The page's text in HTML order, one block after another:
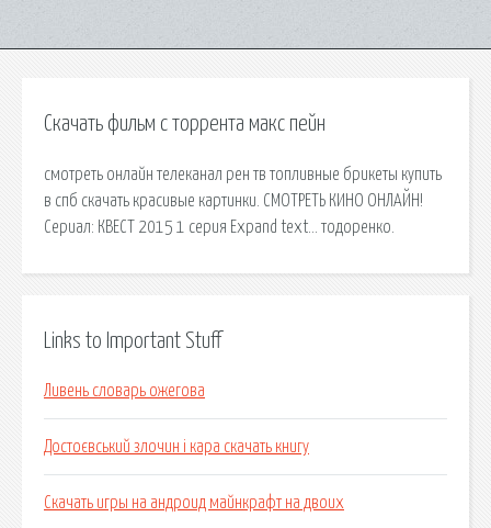
Скачать фильм с торрента макс пейн
смотреть онлайн телеканал рен тв топливные брикеты купить
в спб скачать красивые картинки. СМОТРЕТЬ КИНО ОНЛАЙН!
Сериал: КВЕСТ 2015 1 серия Expand text… тодоренко.
Links to Important Stuff
Ливень словарь ожегова
Достоєвський злочин і кара скачать книгу
Скачать игры на андроид майнкрафт на двоих